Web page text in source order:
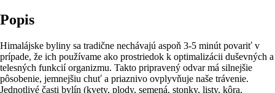
Popis
Himalájske byliny sa tradične nechávajú aspoň 3-5 minút povariť v
prípade, že ich používame ako prostriedok k optimalizácii duševných a
telesných funkcií organizmu. Takto pripravený odvar má silnejšie
pôsobenie, jemnejšiu chuť a priaznivo ovplyvňuje naše trávenie.
Jednotlivé časti bylín (kvety, plody, semená, stonky, listy, kôra,